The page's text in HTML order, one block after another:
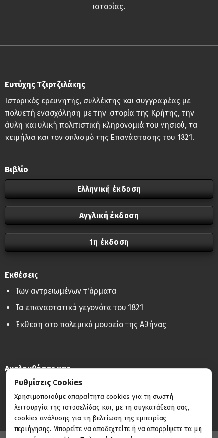
ιστορίας.
Ευτύχης Τζιρτζιλάκης
Ιστορικός ερευνητής, συλλέκτης και συγγραφέας με
πολυετή ενασχόληση με την ιστορία της Κρήτης, την
άυλη και υλική πολιτιστική κληρονομιά του νησιού, τα
κειμήλια και τον οπλισμό της Επανάστασης του 1821.
Βιβλίο
Ελληνική έκδοση
Αγγλική έκδοση
1η έκδοση
Εκθέσεις
Των αντρειωμένων τ'άρματα
Τα επαναστατικά γεγονότα του 1821
Έκθεση στο πολεμικό μουσείο της Αθήνας
Ακολουθήστε μας
Ρυθμίσεις Cookies
Χρησιμοποιούμε απαραίτητα cookies για τη σωστή
λειτουργία της ιστοσελίδας και, με τη συγκατάθεσή σας,
cookies ανάλυσης για τη βελτίωση της εμπειρίας
περιήγησης. Μπορείτε να αποδεχτείτε ή να απορρίψετε τα μη